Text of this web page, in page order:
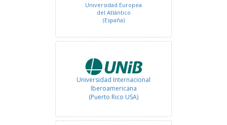
Universidad Europea
del Atlántico
(España)
Universidad Internacional
Iberoamericana
(Puerto Rico USA)